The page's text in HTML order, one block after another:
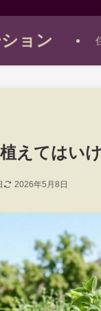
ョン
えてはい
2026年5月8日